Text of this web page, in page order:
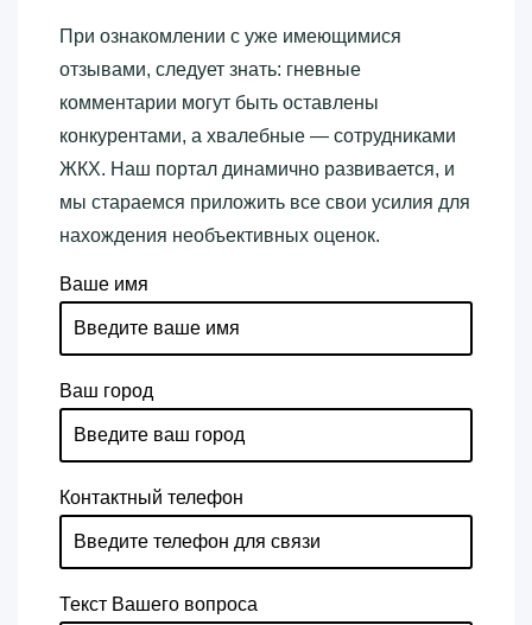
При ознакомлении с уже имеющимися
отзывами, следует знать: гневные
комментарии могут быть оставлены
конкурентами, а хвалебные — сотрудниками
ЖКХ. Наш портал динамично развивается, и
мы стараемся приложить все свои усилия для
нахождения необъективных оценок.
Ваше имя
Ваш город
Контактный телефон
Текст Вашего вопроса